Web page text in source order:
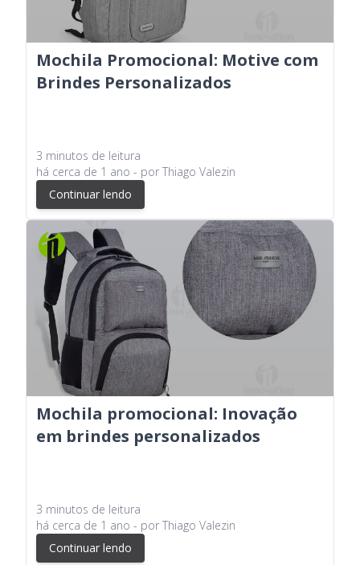
Mochila Promocional: Motive com
Brindes Personalizados
3 minutos de leitura
há cerca de 1 ano - por Thiago Valezin
Continuar lendo
Mochila promocional: Inovação
em brindes personalizados
3 minutos de leitura
há cerca de 1 ano - por Thiago Valezin
Continuar lendo